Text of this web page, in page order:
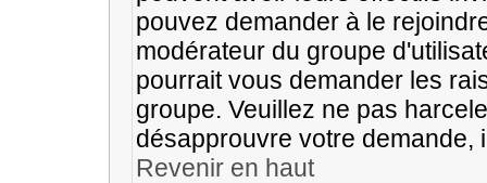
pouvez demander à le
modérateur du groupe
pourrait vous demander les
groupe. Veuillez ne pas
désapprouvre votre demande,
Revenir en haut